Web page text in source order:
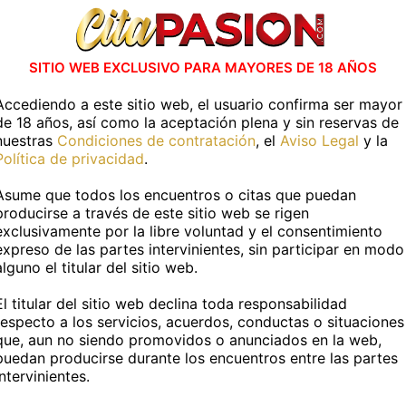
Boys en otras capitales de
Albacete capital Alicante capital
Badajoz capital Barcelona capital
Ciudad Real capital Córdoba capital
Granada capital Guadalajara capital
Lugo capital Madrid capital
Murcia capital Ourense capital
Ver Más
cena o despedida, putos no
es sencillo con boys en Logroño. Contratar boys
diversión, entretenimiento y un toque picante. Los
SITIO WEB EXCLUSIVO PARA MAYORES DE 18 AÑOS
a este sitio web, el usuario confirma ser mayor
18 años, así como la aceptación plena y sin reservas de
Condiciones de contratación, el Aviso Legal y la
de privacidad.
que todos los encuentros o citas que puedan
a través de este sitio web se rigen
por la libre voluntad y el consentimiento
de las partes intervinientes, sin participar en modo
el titular del sitio web.
titular del sitio web declina toda responsabilidad
a los servicios, acuerdos, conductas o situaciones
aun no siendo promovidos o anunciados en la web,
producirse durante los encuentros entre las partes